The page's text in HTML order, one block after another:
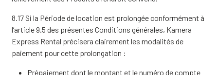
8.17 Si la Période de location est prolongée conformément à
l’article 9.5 des présentes Conditions générales, Kamera
Express Rental précisera clairement les modalités de
paiement pour cette prolongation :
Prépaiement dont le montant et le numéro de compte